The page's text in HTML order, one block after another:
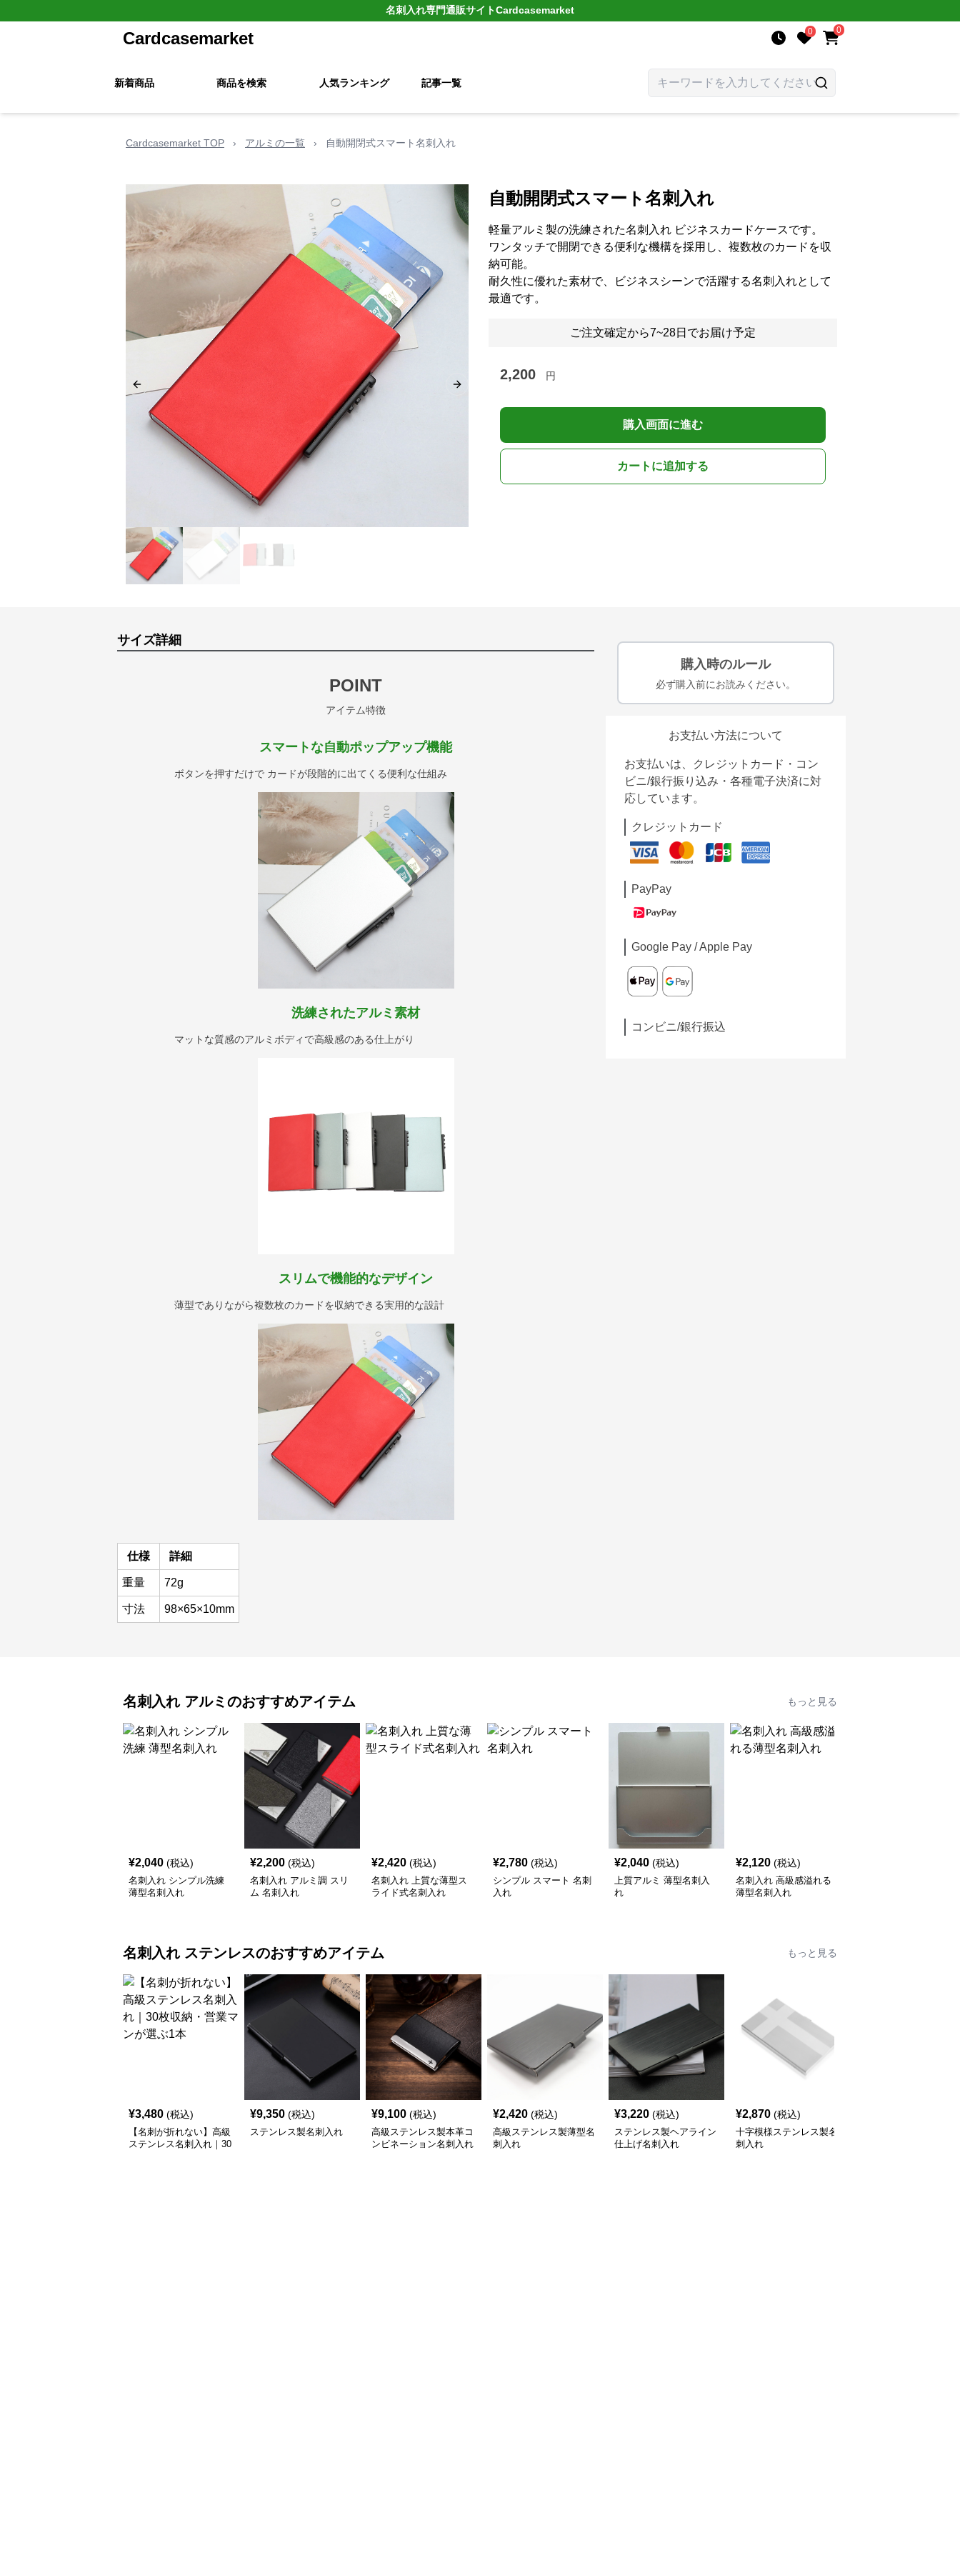
名刺入れ専門通販サイトCardcasemarket
Cardcasemarket 0 0
新着商品 商品を検索 人気ランキング 記事一覧
Cardcasemarket TOP › アルミの一覧 › 自動開閉式スマート名刺入れ
Previous slide Next slide
自動開閉式スマート名刺入れ
軽量アルミ製の洗練された名刺入れ ビジネスカードケースです。
ワンタッチで開閉できる便利な機構を採用し、複数枚のカードを収
納可能。
耐久性に優れた素材で、ビジネスシーンで活躍する名刺入れとして
最適です。
ご注文確定から7~28日でお届け予定
2,200 円
購入画面に進む
カートに追加する
サイズ詳細
POINT
アイテム特徴
スマートな自動ポップアップ機能
ボタンを押すだけで カードが段階的に出てくる便利な仕組み
洗練されたアルミ素材
マットな質感のアルミボディで高級感のある仕上がり
スリムで機能的なデザイン
薄型でありながら複数枚のカードを収納できる実用的な設計
仕様 詳細
重量 72g
寸法 98×65×10mm
購入時のルール
必ず購入前にお読みください。
お支払い方法について
お支払いは、クレジットカード・コン
ビニ/銀行振り込み・各種電子決済に対
応しています。
クレジットカード
PayPay
Google Pay / Apple Pay
コンビニ/銀行振込
名刺入れ アルミ のおすすめアイテム もっと見る
¥2,040 (税込)
名刺入れ シンプル洗練
薄型名刺入れ
¥2,200 (税込)
名刺入れ アルミ調 スリ
ム 名刺入れ
¥2,420 (税込)
名刺入れ 上質な薄型ス
ライド式名刺入れ
¥2,780 (税込)
シンプル スマート 名刺
入れ
¥2,040 (税込)
上質アルミ 薄型名刺入
れ
¥2,120 (税込)
名刺入れ 高級感溢れる
薄型名刺入れ
名刺入れ ステンレスのおすすめアイテム もっと見る
¥3,480 (税込)
【名刺が折れない】高級
ステンレス名刺入れ｜30
¥9,350 (税込)
ステンレス製名刺入れ
¥9,100 (税込)
高級ステンレス製本革コ
ンビネーション名刺入れ
¥2,420 (税込)
高級ステンレス製薄型名
刺入れ
¥3,220 (税込)
ステンレス製ヘアライン
仕上げ名刺入れ
¥2,870 (税込)
十字模様ステンレス製名
刺入れ